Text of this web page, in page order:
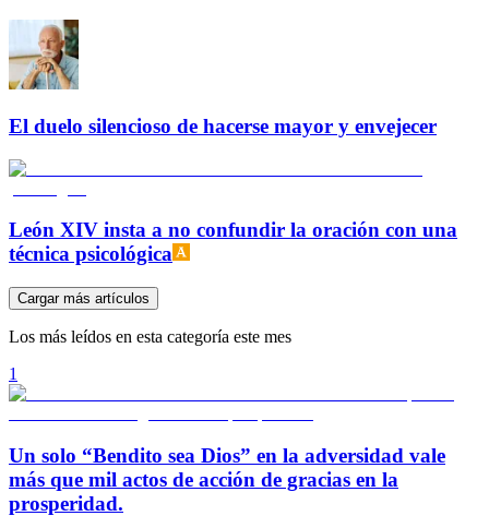
El duelo silencioso de hacerse mayor y envejecer
León XIV insta a no confundir la oración con una
técnica psicológica
Cargar más artículos
Los más leídos en esta categoría este mes
1
Un solo “Bendito sea Dios” en la adversidad vale
más que mil actos de acción de gracias en la
prosperidad.